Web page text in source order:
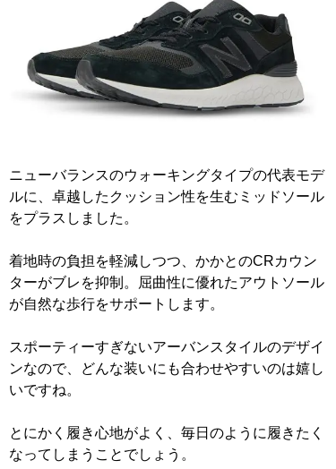
ニューバランスのウォーキングタイプの代表モデ
ルに、卓越したクッション性を生むミッドソール
をプラスしました。
着地時の負担を軽減しつつ、かかとのCRカウン
ターがブレを抑制。屈曲性に優れたアウトソール
が自然な歩行をサポートします。
スポーティーすぎないアーバンスタイルのデザイ
ンなので、どんな装いにも合わせやすいのは嬉し
いですね。
とにかく履き心地がよく、毎日のように履きたく
なってしまうことでしょう。